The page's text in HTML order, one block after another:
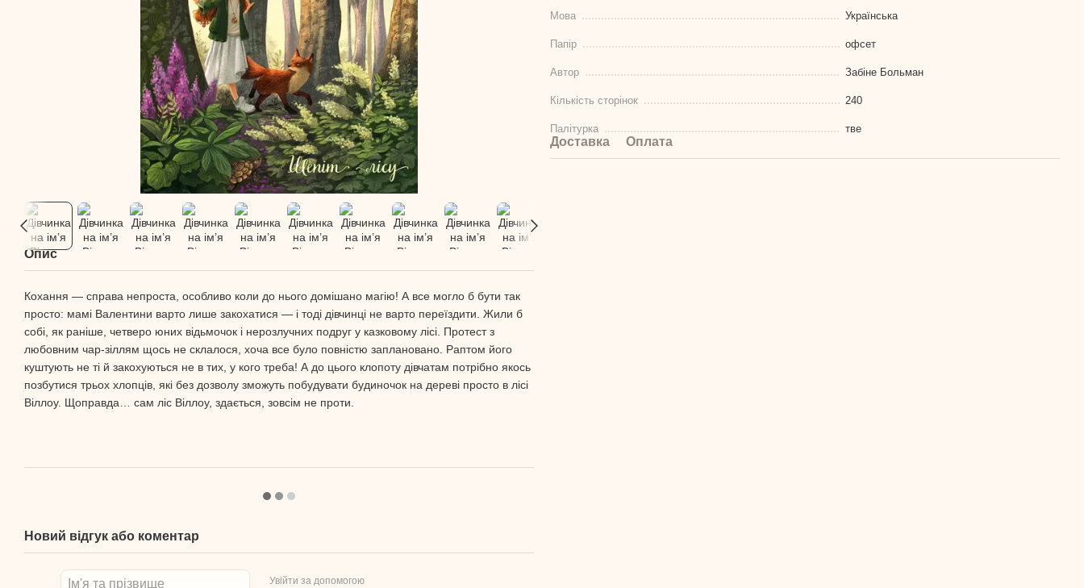
Опис
Кохання — справа непроста, особливо коли до нього домішано магію! А все могло б бути так
просто: мамі Валентини варто лише закохатися — і тоді дівчинці не варто переїздити. Жили б
собі, як раніше, четверо юних відьмочок і нерозлучних подруг у казковому лісі. Протест з
любовним чар-зіллям щось не склалося, хоча все було повністю заплановано. Раптом його
куштують не ті й закохуються не в тих, у кого треба! А до цього клопоту дівчатам потрібно якось
позбутися трьох хлопців, які без дозволу зможуть побудувати будиночок на дереві просто в лісі
Віллоу. Щоправда… сам ліс Віллоу, здається, зовсім не проти.
Новий відгук або коментар
Увійти за допомогою
Мова Українська
Папір офсет
Автор Забіне Больман
Кількість сторінок 240
Палітурка тве
Доставка Оплата